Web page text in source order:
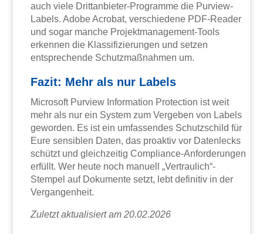
auch viele Drittanbieter-Programme die Purview-
Labels. Adobe Acrobat, verschiedene PDF-Reader
und sogar manche Projektmanagement-Tools
erkennen die Klassifizierungen und setzen
entsprechende Schutzmaßnahmen um.
Fazit: Mehr als nur Labels
Microsoft Purview Information Protection ist weit
mehr als nur ein System zum Vergeben von Labels
geworden. Es ist ein umfassendes Schutzschild für
Eure sensiblen Daten, das proaktiv vor Datenlecks
schützt und gleichzeitig Compliance-Anforderungen
erfüllt. Wer heute noch manuell „Vertraulich“-
Stempel auf Dokumente setzt, lebt definitiv in der
Vergangenheit.
Zuletzt aktualisiert am 20.02.2026